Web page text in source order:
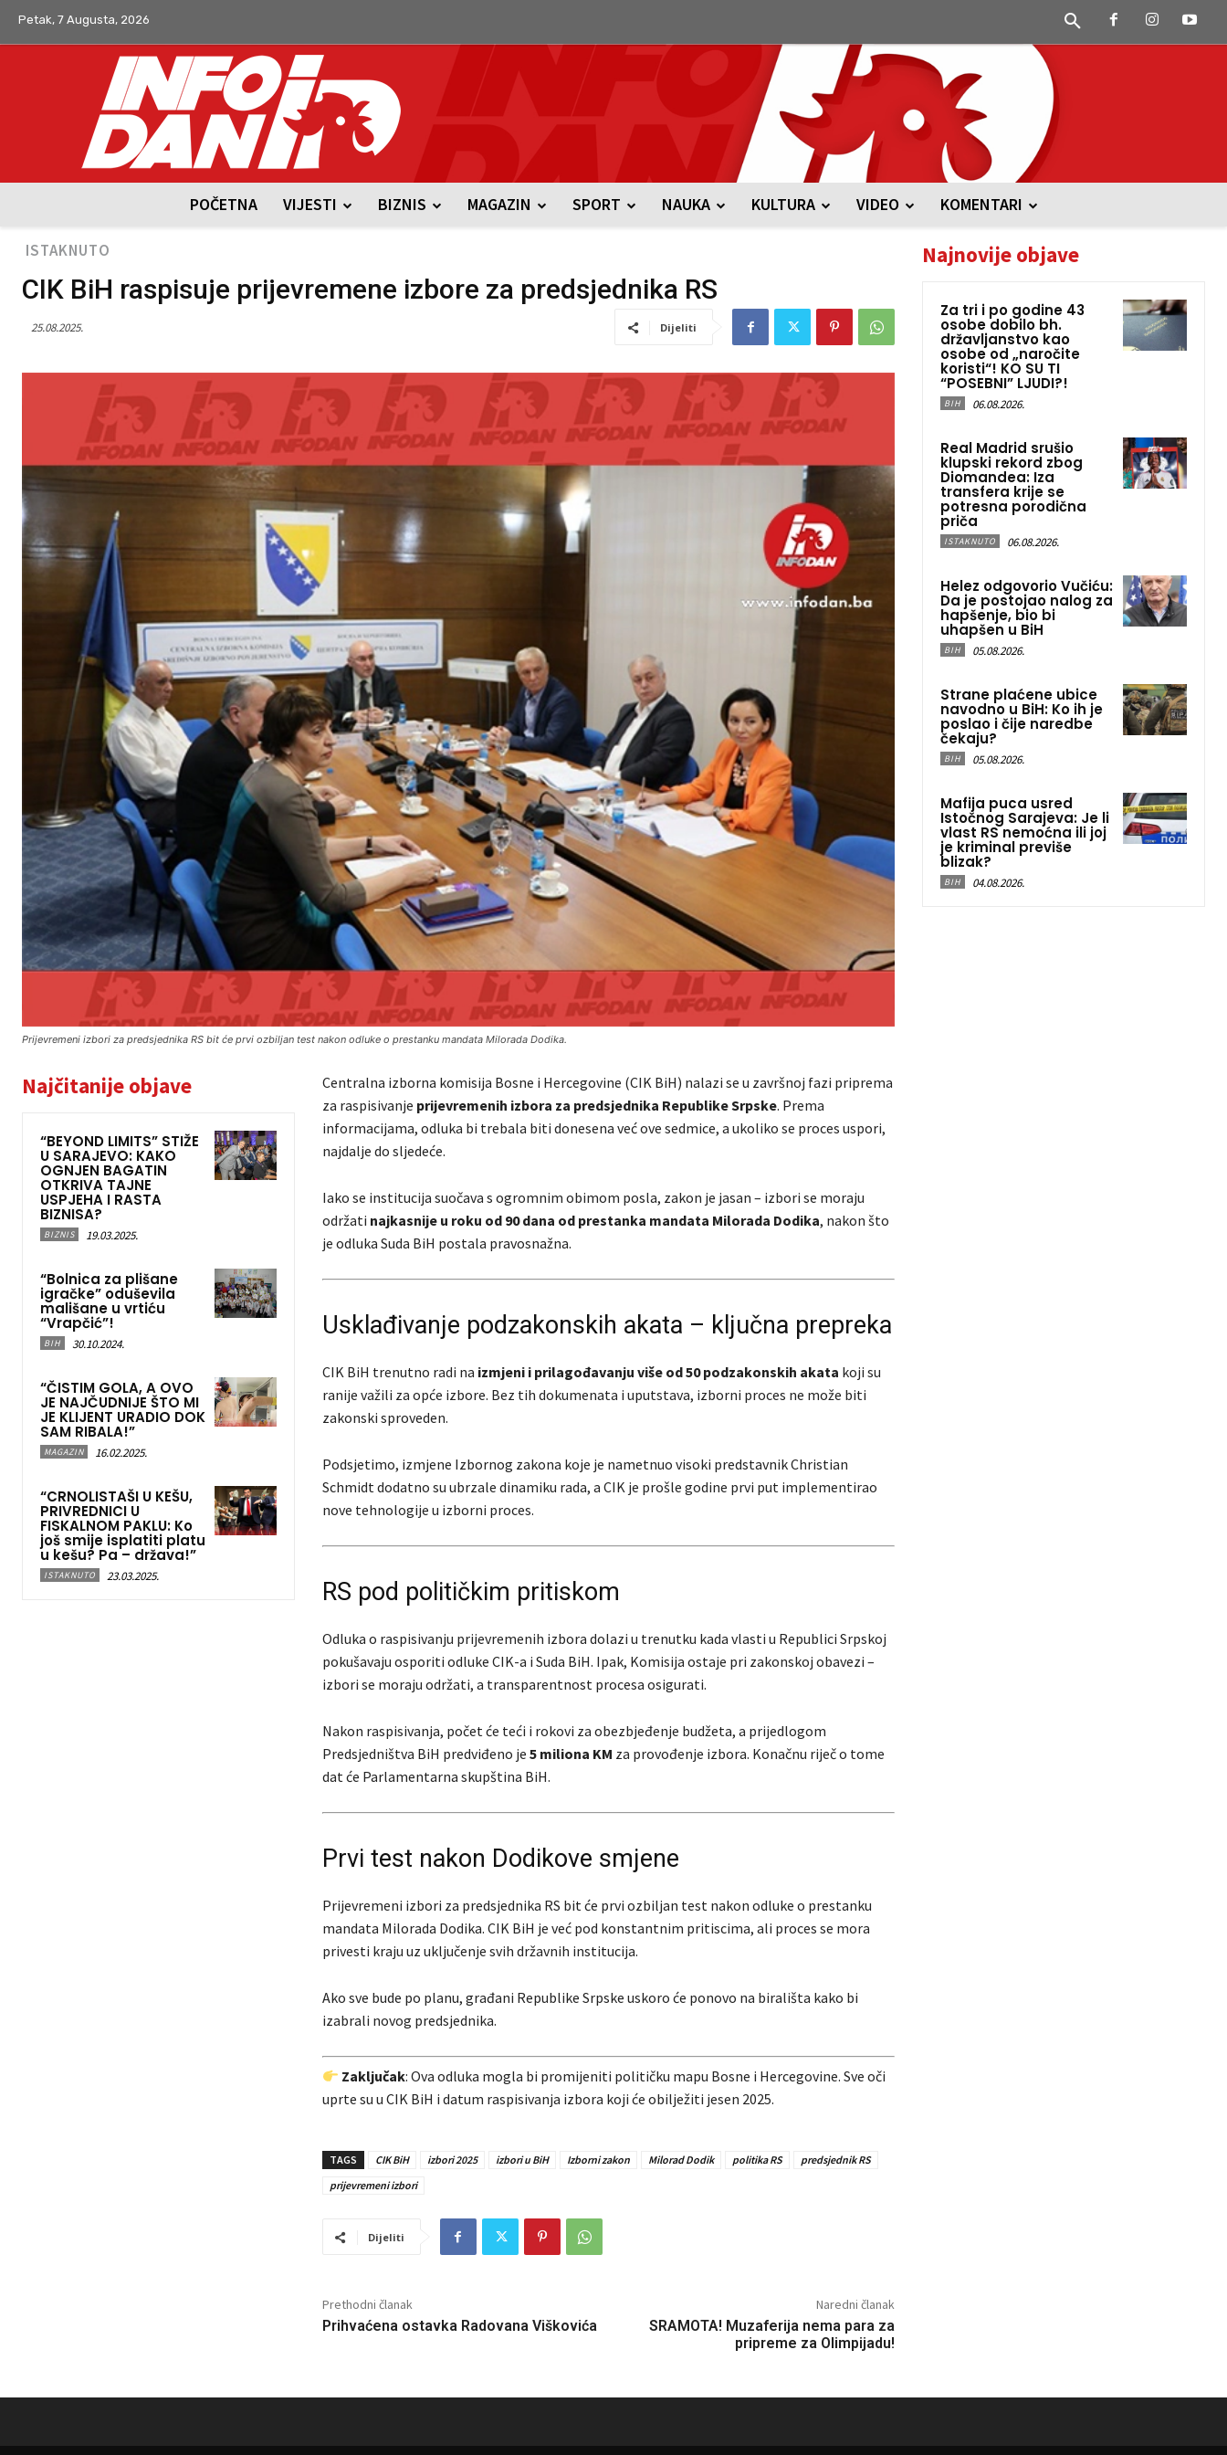
Petak, 7 Augusta, 2026
POČETNA VIJESTI BIZNIS MAGAZIN SPORT NAUKA KULTURA VIDEO KOMENTARI
ISTAKNUTO
CIK BiH raspisuje prijevremene izbore za predsjednika RS
25.08.2025. Dijeliti
Prijevremeni izbori za predsjednika RS bit će prvi ozbiljan test nakon odluke o prestanku mandata Milorada Dodika.
Najčitanije objave
“BEYOND LIMITS” STIŽE
U SARAJEVO: KAKO
OGNJEN BAGATIN
OTKRIVA TAJNE
USPJEHA I RASTA
BIZNISA?
BIZNIS 19.03.2025.
“Bolnica za plišane
igračke” oduševila
mališane u vrtiću
“Vrapčić”!
BIH 30.10.2024.
“ČISTIM GOLA, A OVO
JE NAJČUDNIJE ŠTO MI
JE KLIJENT URADIO DOK
SAM RIBALA!”
MAGAZIN 16.02.2025.
“CRNOLISTAŠI U KEŠU,
PRIVREDNICI U
FISKALNOM PAKLU: Ko
još smije isplatiti platu
u kešu? Pa – država!”
ISTAKNUTO 23.03.2025.
Centralna izborna komisija Bosne i Hercegovine (CIK BiH) nalazi se u završnoj fazi priprema
za raspisivanje prijevremenih izbora za predsjednika Republike Srpske. Prema
informacijama, odluka bi trebala biti donesena već ove sedmice, a ukoliko se proces uspori,
najdalje do sljedeće.
Iako se institucija suočava s ogromnim obimom posla, zakon je jasan – izbori se moraju
održati najkasnije u roku od 90 dana od prestanka mandata Milorada Dodika, nakon što
je odluka Suda BiH postala pravosnažna.
Usklađivanje podzakonskih akata – ključna prepreka
CIK BiH trenutno radi na izmjeni i prilagođavanju više od 50 podzakonskih akata koji su
ranije važili za opće izbore. Bez tih dokumenata i uputstava, izborni proces ne može biti
zakonski sproveden.
Podsjetimo, izmjene Izbornog zakona koje je nametnuo visoki predstavnik Christian
Schmidt dodatno su ubrzale dinamiku rada, a CIK je prošle godine prvi put implementirao
nove tehnologije u izborni proces.
RS pod političkim pritiskom
Odluka o raspisivanju prijevremenih izbora dolazi u trenutku kada vlasti u Republici Srpskoj
pokušavaju osporiti odluke CIK-a i Suda BiH. Ipak, Komisija ostaje pri zakonskoj obavezi –
izbori se moraju održati, a transparentnost procesa osigurati.
Nakon raspisivanja, počet će teći i rokovi za obezbjeđenje budžeta, a prijedlogom
Predsjedništva BiH predviđeno je 5 miliona KM za provođenje izbora. Konačnu riječ o tome
dat će Parlamentarna skupština BiH.
Prvi test nakon Dodikove smjene
Prijevremeni izbori za predsjednika RS bit će prvi ozbiljan test nakon odluke o prestanku
mandata Milorada Dodika. CIK BiH je već pod konstantnim pritiscima, ali proces se mora
privesti kraju uz uključenje svih državnih institucija.
Ako sve bude po planu, građani Republike Srpske uskoro će ponovo na birališta kako bi
izabrali novog predsjednika.
Zaključak: Ova odluka mogla bi promijeniti političku mapu Bosne i Hercegovine. Sve oči
uprte su u CIK BiH i datum raspisivanja izbora koji će obilježiti jesen 2025.
TAGS CIK BiH izbori 2025 izbori u BiH Izborni zakon Milorad Dodik politika RS
predsjednik RS
prijevremeni izbori
Dijeliti
Prethodni članak
Prihvaćena ostavka Radovana Viškovića
Naredni članak
SRAMOTA! Muzaferija nema para za
pripreme za Olimpijadu!
Najnovije objave
Za tri i po godine 43
osobe dobilo bh.
državljanstvo kao
osobe od „naročite
koristi“! KO SU TI
“POSEBNI” LJUDI?!
BIH 06.08.2026.
Real Madrid srušio
klupski rekord zbog
Diomandea: Iza
transfera krije se
potresna porodična
priča
ISTAKNUTO 06.08.2026.
Helez odgovorio Vučiću:
Da je postojao nalog za
hapšenje, bio bi
uhapšen u BiH
BIH 05.08.2026.
Strane plaćene ubice
navodno u BiH: Ko ih je
poslao i čije naredbe
čekaju?
BIH 05.08.2026.
Mafija puca usred
Istočnog Sarajeva: Je li
vlast RS nemoćna ili joj
je kriminal previše
blizak?
BIH 04.08.2026.